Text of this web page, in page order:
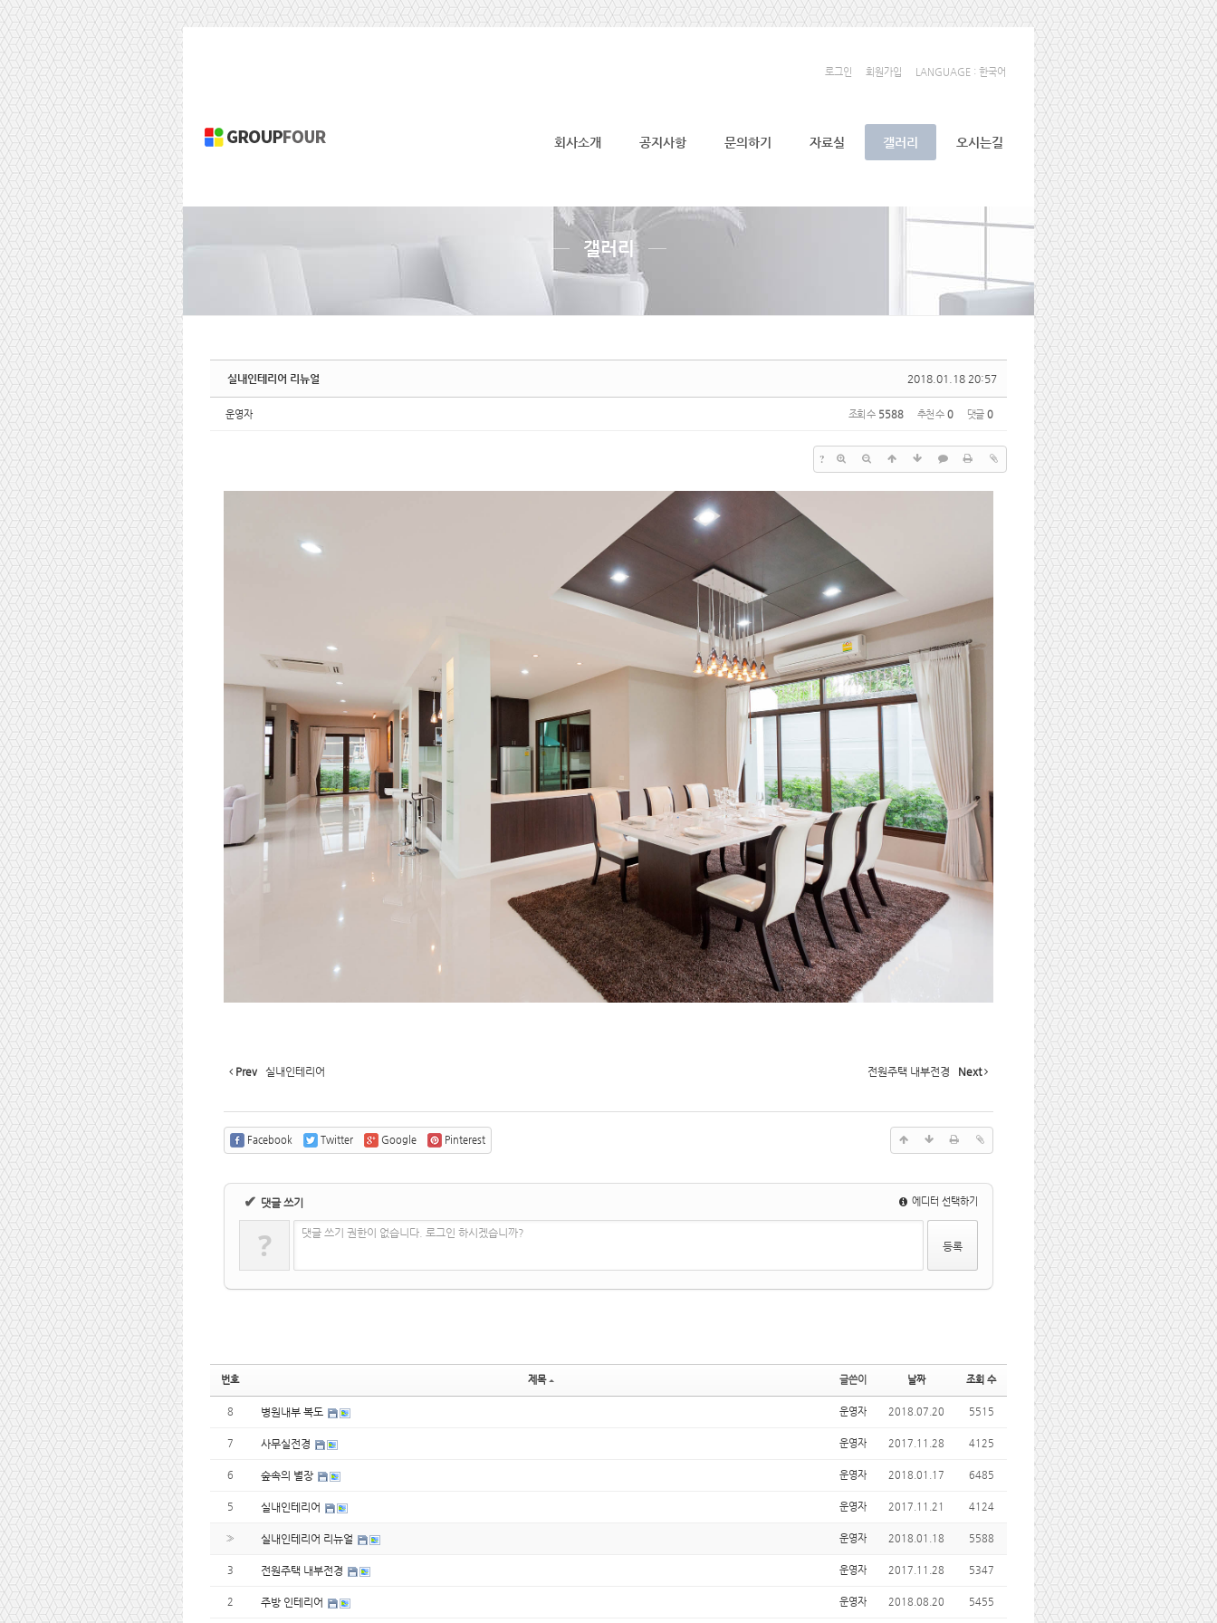
로그인 회원가입 LANGUAGE : 한국어
회사소개 공지사항 문의하기 자료실 갤러리 오시는길
갤러리
2018.01.18 20:57
실내인테리어 리뉴얼
운영자 조회 수 5588 추천 수 0 댓글 0
?
Prev 실내인테리어 전원주택 내부전경 Next
Facebook Twitter Google Pinterest
✔ 댓글 쓰기 에디터 선택하기
? 댓글 쓰기 권한이 없습니다. 로그인 하시겠습니까?
번호 제목 글쓴이 날짜 조회 수
8 병원내부 복도 운영자 2018.07.20 5515
7 사무실전경 운영자 2017.11.28 4125
6 숲속의 별장 운영자 2018.01.17 6485
5 실내인테리어 운영자 2017.11.21 4124
» 실내인테리어 리뉴얼 운영자 2018.01.18 5588
3 전원주택 내부전경 운영자 2017.11.28 5347
2 주방 인테리어 운영자 2018.08.20 5455